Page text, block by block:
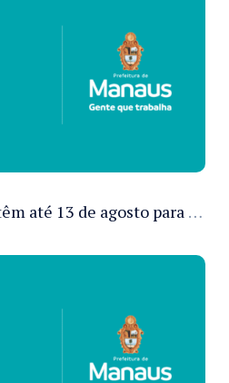
Convocados do PSS têm até 13 de agosto para cumprir pré-admissionais para vacinação antirrábica animal em Manaus